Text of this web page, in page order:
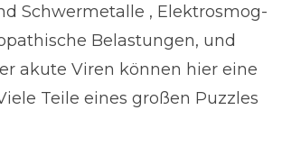
Schwermetalle , Elektrosmog-
Belastungen, und
akute Viren können hier eine
Teile eines großen Puzzles